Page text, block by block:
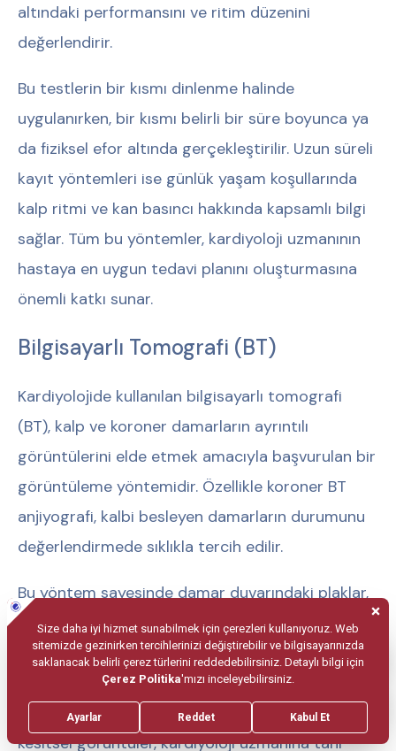
altındaki performansını ve ritim düzenini
değerlendirir.
Bu testlerin bir kısmı dinlenme halinde
uygulanırken, bir kısmı belirli bir süre boyunca ya
da fiziksel efor altında gerçekleştirilir. Uzun süreli
kayıt yöntemleri ise günlük yaşam koşullarında
kalp ritmi ve kan basıncı hakkında kapsamlı bilgi
sağlar. Tüm bu yöntemler, kardiyoloji uzmanının
hastaya en uygun tedavi planını oluşturmasına
önemli katkı sunar.
Bilgisayarlı Tomografi (BT)
Kardiyolojide kullanılan bilgisayarlı tomografi
(BT), kalp ve koroner damarların ayrıntılı
görüntülerini elde etmek amacıyla başvurulan bir
görüntüleme yöntemidir. Özellikle koroner BT
anjiyografi, kalbi besleyen damarların durumunu
değerlendirmede sıklıkla tercih edilir.
Bu yöntem sayesinde damar duvarındaki plaklar,
darlıklar ve yapısal anomaliler girişimsel bir işlem
gerektirmeksizin görüntülenebilir. Kalp kapakları
ve büyük damarların incelenmesinde de BT
görüntülemesinden yararlanılabilir. Elde edilen
kesitsel görüntüler, kardiyoloji uzmanına tanı